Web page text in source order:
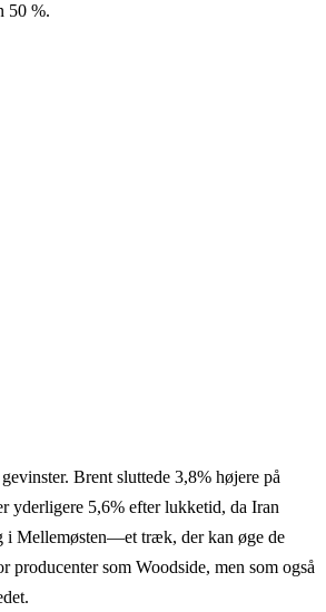
50 %.
Brent sluttede 3,8% højere på
yderligere 5,6% efter lukketid, da Iran
i Mellemøsten—et træk, der kan øge de
producenter som Woodside, men som også